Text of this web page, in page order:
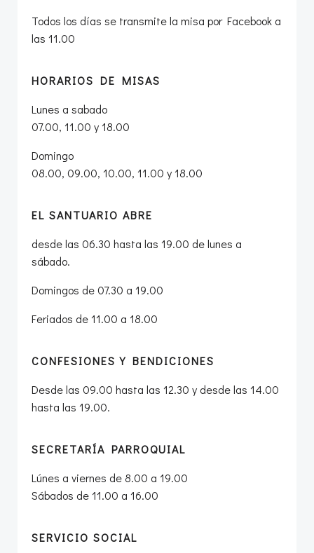
Todos los días se transmite la misa por Facebook a
las 11.00
HORARIOS DE MISAS
Lunes a sabado
07.00, 11.00 y 18.00
Domingo
08.00, 09.00, 10.00, 11.00 y 18.00
EL SANTUARIO ABRE
desde las 06.30 hasta las 19.00 de lunes a
sábado.
Domingos de 07.30 a 19.00
Feriados de 11.00 a 18.00
CONFESIONES Y BENDICIONES
Desde las 09.00 hasta las 12.30 y desde las 14.00
hasta las 19.00.
SECRETARÍA PARROQUIAL
Lúnes a viernes de 8.00 a 19.00
Sábados de 11.00 a 16.00
SERVICIO SOCIAL